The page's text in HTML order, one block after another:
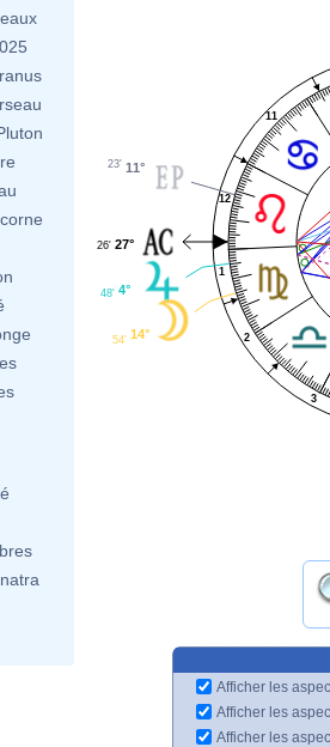
1
2
3
11
12
11°
23'
27°
26'
4°
48'
14°
54'
Afficher les
Afficher les
Afficher les